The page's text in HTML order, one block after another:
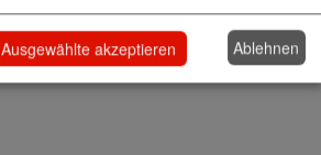
Ausgewählte akzeptieren Ablehnen